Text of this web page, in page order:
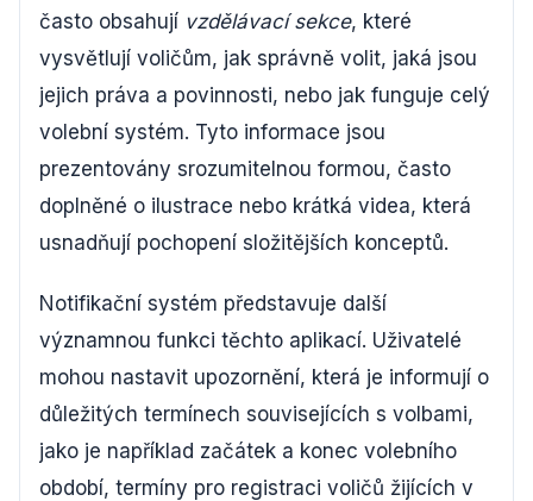
často obsahují vzdělávací sekce, které
vysvětlují voličům, jak správně volit, jaká jsou
jejich práva a povinnosti, nebo jak funguje celý
volební systém. Tyto informace jsou
prezentovány srozumitelnou formou, často
doplněné o ilustrace nebo krátká videa, která
usnadňují pochopení složitějších konceptů.
Notifikační systém představuje další
významnou funkci těchto aplikací. Uživatelé
mohou nastavit upozornění, která je informují o
důležitých termínech souvisejících s volbami,
jako je například začátek a konec volebního
období, termíny pro registraci voličů žijících v